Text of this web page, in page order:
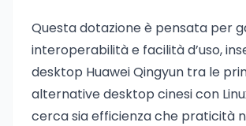
Questa dotazione è pensata per
interoperabilità e facilità d’uso,
desktop Huawei Qingyun tra le
alternative desktop cinesi con
cerca sia efficienza che praticità